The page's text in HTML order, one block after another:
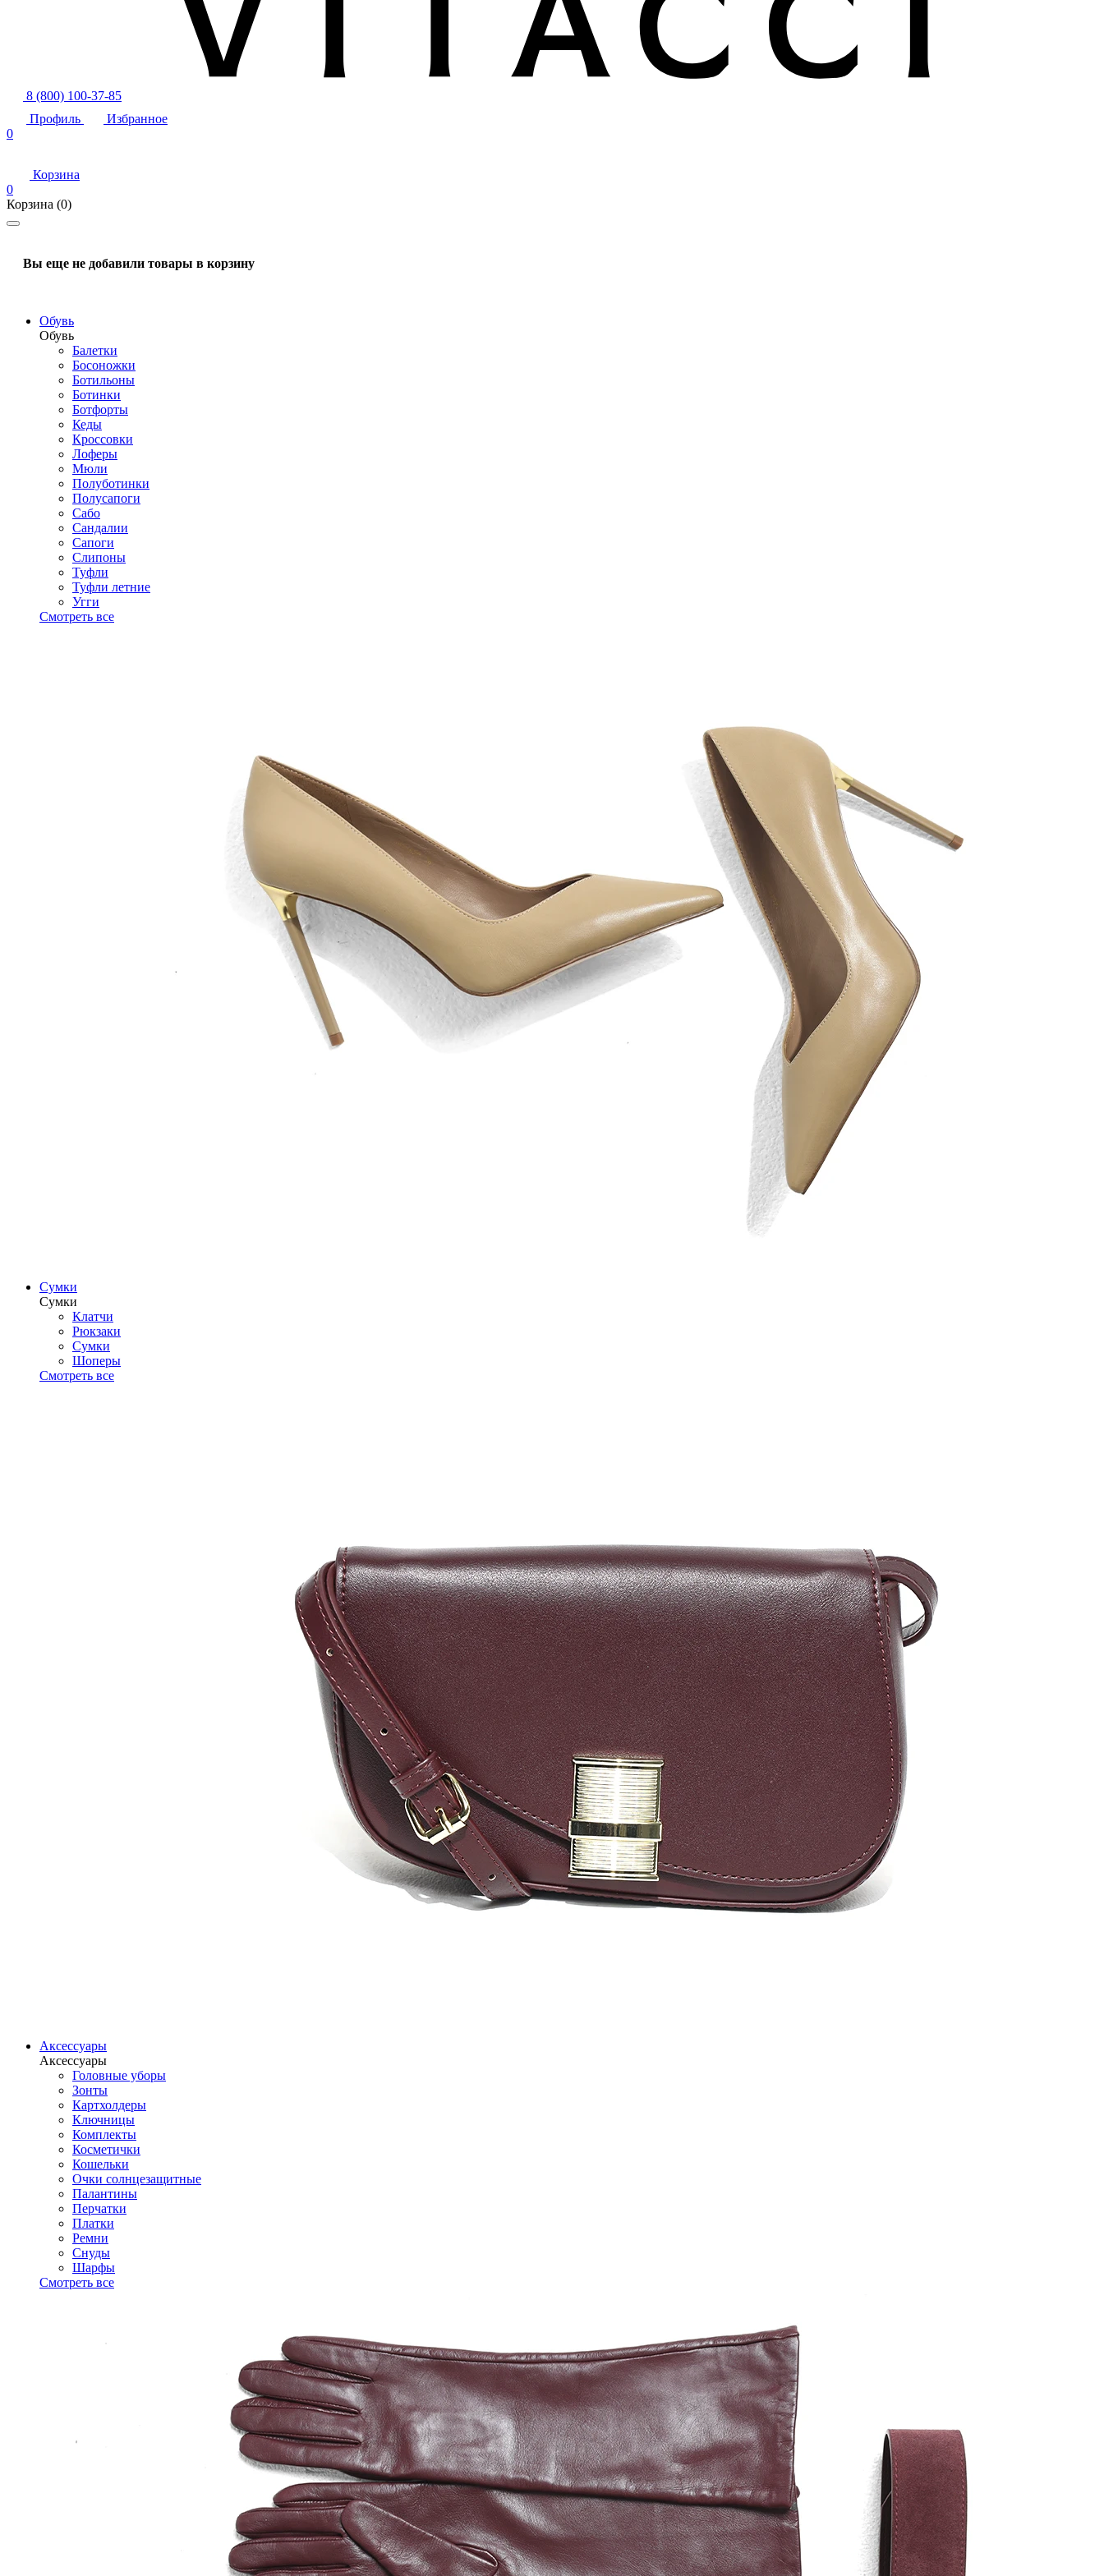
8 (800) 100-37-85
Профиль
Избранное
0
Корзина
0
Корзина (0)
Вы еще не добавили товары в корзину
Обувь
Обувь
Балетки
Босоножки
Ботильоны
Ботинки
Ботфорты
Кеды
Кроссовки
Лоферы
Мюли
Полуботинки
Полусапоги
Сабо
Сандалии
Сапоги
Слипоны
Туфли
Туфли летние
Угги
Смотреть все
Сумки
Сумки
Клатчи
Рюкзаки
Сумки
Шоперы
Смотреть все
Аксессуары
Аксессуары
Головные уборы
Зонты
Картхолдеры
Ключницы
Комплекты
Косметички
Кошельки
Очки солнцезащитные
Палантины
Перчатки
Платки
Ремни
Снуды
Шарфы
Смотреть все